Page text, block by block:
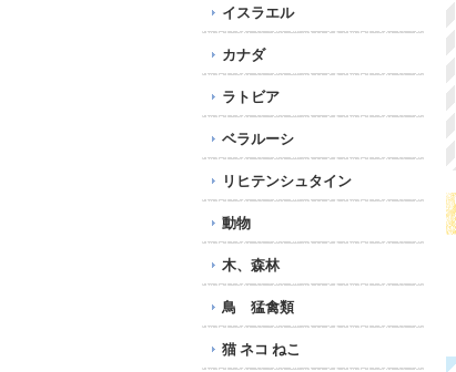
イスラエル
カナダ
ラトビア
ベラルーシ
リヒテンシュタイン
動物
木、森林
鳥 猛禽類
猫 ネコ ねこ